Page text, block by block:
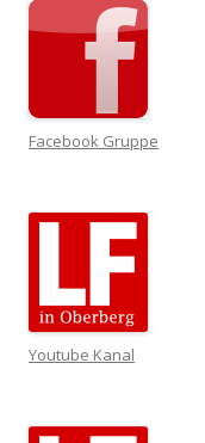
Facebook Gruppe
Youtube Kanal